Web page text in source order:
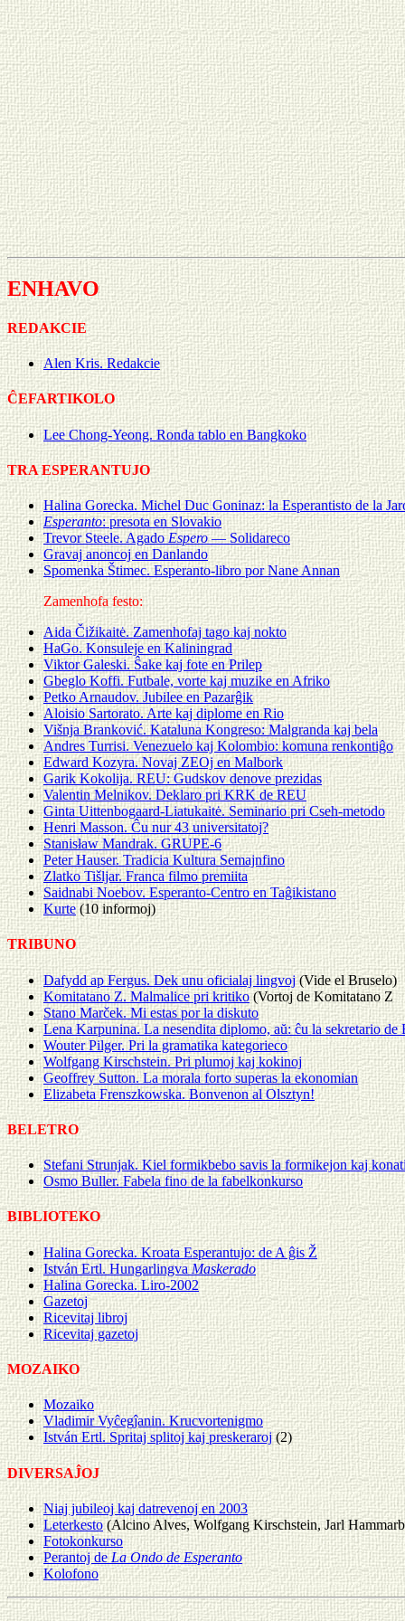
ENHAVO
REDAKCIE
Alen Kris. Redakcie
ĈEFARTIKOLO
Lee Chong-Yeong. Ronda tablo en Bangkoko
TRA ESPERANTUJO
Halina Gorecka. Michel Duc Goninaz: la Esperantisto de la
Esperanto: presota en Slovakio
Trevor Steele. AgadoEspero— Solidareco
Gravaj anoncoj en Danlando
Spomenka Štimec. Esperanto-libro por Nane Annan
Zamenhofa festo:
Aida Čižikaitė. Zamenhofaj tago kaj nokto
HaGo. Konsuleje en Kaliningrad
Viktor Galeski. Ŝake kaj fote en Prilep
Gbeglo Koffi. Futbale, vorte kaj muzike en Afriko
Petko Arnaudov. Jubilee en Pazarĝik
Aloisio Sartorato. Arte kaj diplome en Rio
Višnja Branković. Kataluna Kongreso: Malgranda kaj bela
Andres Turrisi. Venezuelo kaj Kolombio: komuna renkontiĝo
Edward Kozyra. Novaj ZEOj en Malbork
Garik Kokolija. REU: Gudskov denove prezidas
Valentin Melnikov. Deklaro pri KRK de REU
Ginta Uittenbogaard-Liatukaitė. Seminario pri Cseh-metodo
Henri Masson. Ĉu nur 43 universitatoj?
Stanisław Mandrak. GRUPE-6
Peter Hauser. Tradicia Kultura Semajnfino
Zlatko Tišljar. Franca filmo premiita
Saidnabi Noebov. Esperanto-Centro en Taĝikistano
Kurte (10 informoj)
TRIBUNO
Dafydd ap Fergus. Dek unu oficialaj lingvoj(Vide el Bruselo)
Komitatano Z. Malmalice pri kritiko(Vortoj de Komitatano Z
Stano Marček. Mi estas por la diskuto
Lena Karpunina. La nesendita diplomo, aŭ: ĉu la sekretario
Wouter Pilger. Pri la gramatika kategorieco
Wolfgang Kirschstein. Pri plumoj kaj kokinoj
Geoffrey Sutton. La morala forto superas la ekonomian
Elizabeta Frenszkowska. Bonvenon al Olsztyn!
BELETRO
Stefani Strunjak. Kiel formikbebo savis la formikejon kaj
Osmo Buller. Fabela fino de la fabelkonkurso
BIBLIOTEKO
Halina Gorecka. Kroata Esperantujo: de A ĝis Ž
István Ertl. HungarlingvaMaskerado
Halina Gorecka. Liro-2002
Gazetoj
Ricevitaj libroj
Ricevitaj gazetoj
MOZAIKO
Mozaiko
Vladimir Vyĉegĵanin. Krucvortenigmo
István Ertl. Spritaj splitoj kaj preskeraroj(2)
DIVERSAĴOJ
Niaj jubileoj kaj datrevenoj en 2003
Leterkesto (Alcino Alves, Wolfgang Kirschstein, Jarl
Fotokonkurso
Perantoj deLa Ondo de Esperanto
Kolofono